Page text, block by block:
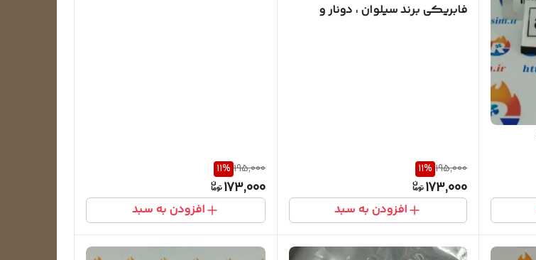
فابریکی برند سیلوان ، دونار و
195,000
11%
173,000
افزودن به سبد
195,000
11%
173,000
افزودن به سبد